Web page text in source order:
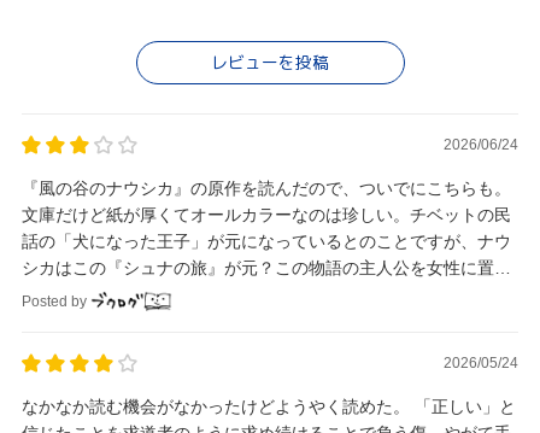
レビューを投稿
2026/06/24
『風の谷のナウシカ』の原作を読んだので、ついでにこちらも。
文庫だけど紙が厚くてオールカラーなのは珍しい。チベットの民
話の「犬になった王子」が元になっているとのことですが、ナウ
シカはこの『シュナの旅』が元？この物語の主人公を女性に置き
換えて話をふくらませるとナウシカになりそう。
Posted by
2026/05/24
なかなか読む機会がなかったけどようやく読めた。 「正しい」と